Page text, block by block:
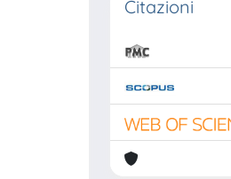
Citazioni